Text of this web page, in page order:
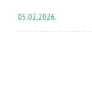
05.02.2026.